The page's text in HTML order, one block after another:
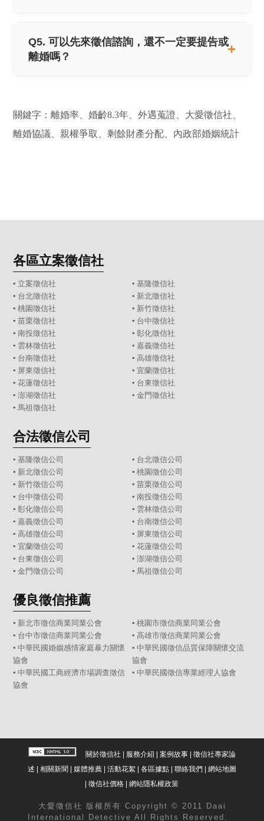
Q5. 可以先來徵信諮詢，還不一定要提告或
離婚嗎？
關鍵字：離婚率、婚齡8.3年、外遇蒐證、大愛徵信社、
離婚協議、親權爭取、剩餘財產分配、內政部婚姻統計
各區立案徵信社
▪ 立案徵信社 ▪ 基隆徵信社
▪ 台北徵信社 ▪ 新北徵信社
▪桃園徵信社 ▪ 新竹徵信社
▪苗栗徵信社 ▪ 台中徵信社
▪南投徵信社 ▪ 彰化徵信社
▪ 雲林徵信社 ▪ 嘉義徵信社
▪ 台南徵信社 ▪ 高雄徵信社
▪ 屏東徵信社 ▪ 宜蘭徵信社
▪花蓮徵信社 ▪ 台東徵信社
▪澎湖徵信社 ▪ 金門徵信社
▪ 馬祖徵信社
合法徵信公司
▪基隆徵信公司 ▪ 台北徵信公司
▪ 新北徵信公司 ▪ 桃園徵信公司
▪ 新竹徵信公司 ▪ 苗栗徵信公司
▪ 台中徵信公司 ▪ 南投徵信公司
▪彰化徵信公司 ▪ 雲林徵信公司
▪嘉義徵信公司 ▪ 台南徵信公司
▪高雄徵信公司 ▪ 屏東徵信公司
▪宜蘭徵信公司 ▪ 花蓮徵信公司
▪ 台東徵信公司 ▪ 澎湖徵信公司
▪金門徵信公司 ▪ 馬祖徵信公司
優良徵信推薦
▪ 新北市徵信商業同業公會
▪ 桃園市徵信商業同業公會
▪ 台中市徵信商業同業公會
▪ 高雄市徵信商業同業公會
▪ 中華民國婚姻感情家庭暴力關懷
協會
▪ 中華民國徵信品質保障關懷交流
協會
▪ 中華民國工商經濟市場調查徵信
協會
▪ 中華民國徵信專業經理人協會
關於徵信社 | 服務介紹| 案例故事| 徵信社專家論
述 | 相關新聞 | 媒體推薦| 活動花絮| 各區據點| 聯絡我們| 網站地圖
|徵信社價格 |網站隱私權政策
大愛 徵信社
版權所有 Copyright © 2011 Daai
International Detective All Rights Reserved.